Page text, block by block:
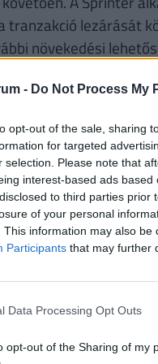
- Do Not Process My
opt-out of the sale, sharing
for targeted
selection. Please note that
interest-based ads
to third parties
of your personal
This information may also
Participants that may further
Data Processing Opt Outs
opt-out of the Sharing of my
lezárását
növekedési
akkor a
42 386forintos
aCIB Bank (THM
bankok ajánlataiért,
összeg, stb.)
piacismeret és
CEP piaci
magyar és